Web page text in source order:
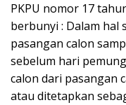
PKPU nomor 17
berbunyi : Dalam hal
pasangan calon
sebelum hari
calon dari pasangan
atau ditetapkan